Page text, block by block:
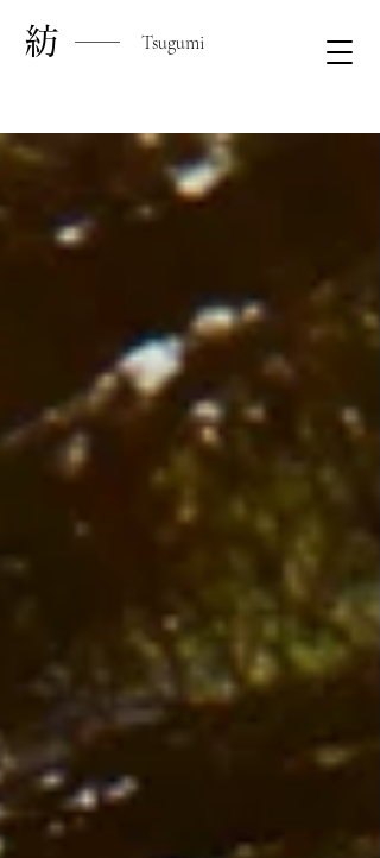
​紡 Tsugumi